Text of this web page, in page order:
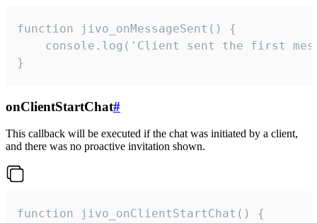
function jivo_onMessageSent() {
console.log('Client sent the first
}
onClientStartChat#
This callback will be executed if the chat was initiated by a client,
and there was no proactive invitation shown.
function jivo_onClientStartChat() {